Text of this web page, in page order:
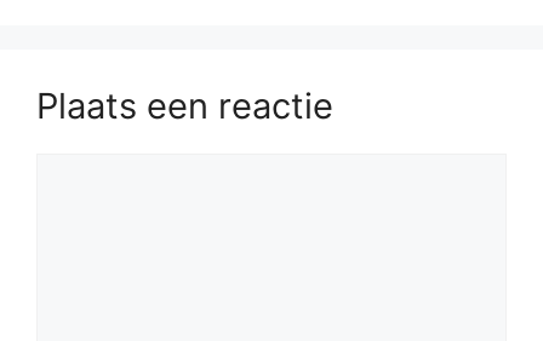
Plaats een reactie